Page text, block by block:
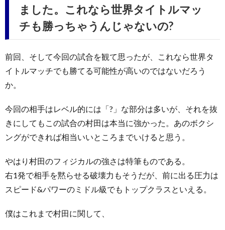
ました。これなら世界タイトルマッ
チも勝っちゃうんじゃないの?
前回、そして今回の試合を観て思ったが、これなら世界タ
イトルマッチでも勝てる可能性が高いのではないだろう
か。
今回の相手はレベル的には「?」な部分は多いが、それを抜
きにしてもこの試合の村田は本当に強かった。あのボクシ
ングができれば相当いいところまでいけると思う。
やはり村田のフィジカルの強さは特筆ものである。
右1発で相手を黙らせる破壊力もそうだが、前に出る圧力は
スピード&パワーのミドル級でもトップクラスといえる。
僕はこれまで村田に関して、